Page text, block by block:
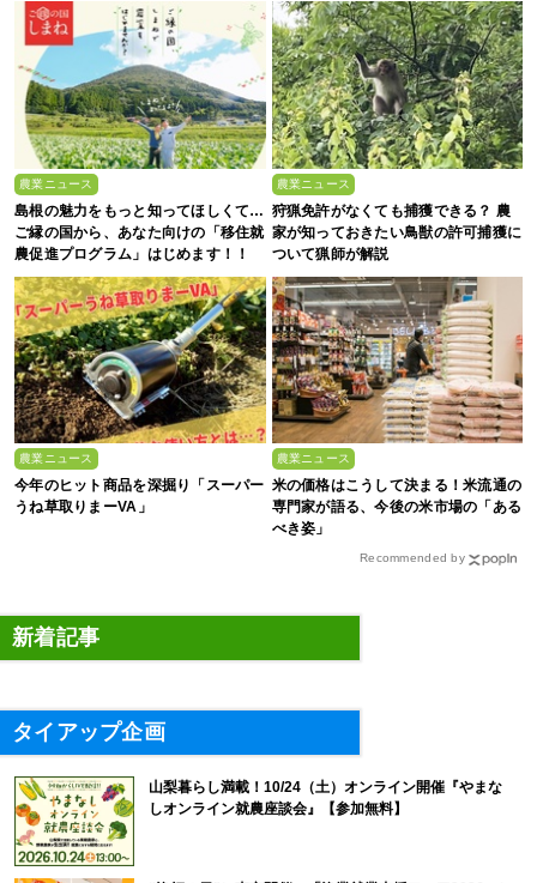
農業ニュース
島根の魅力をもっと知ってほしくて…
ご縁の国から、あなた向けの「移住就
農促進プログラム」はじめます！！
農業ニュース
狩猟免許がなくても捕獲できる？ 農
家が知っておきたい鳥獣の許可捕獲に
ついて猟師が解説
農業ニュース
今年のヒット商品を深掘り「スーパー
うね草取りまーVA」
農業ニュース
米の価格はこうして決まる！米流通の
専門家が語る、今後の米市場の「ある
べき姿」
Recommended by
新着記事
タイアップ企画
山梨暮らし満載！10/24（土）オンライン開催『やまな
しオンライン就農座談会』【参加無料】